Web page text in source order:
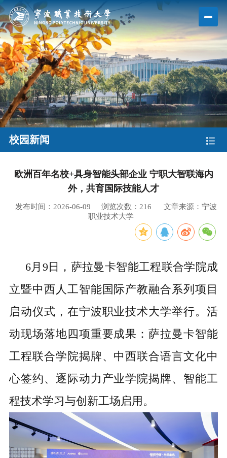
校园新闻
欧洲百年名校+具身智能头部企业 宁职大智联海内
外，共育国际技能人才
发布时间：2026-06-09 浏览次数： 216
文章来源：宁波
职业技术大学
6月9日，萨拉曼卡智能工程联合学院成
立暨中西人工智能国际产教融合系列项目
启动仪式，在宁波职业技术大学举行。活
动现场落地四项重要成果：萨拉曼卡智能
工程联合学院揭牌、中西联合语言文化中
心签约、逐际动力产业学院揭牌、智能工
程技术学习与创新工场启用。